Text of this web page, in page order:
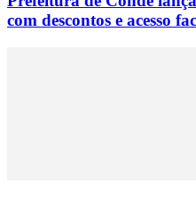
com descontos e acesso